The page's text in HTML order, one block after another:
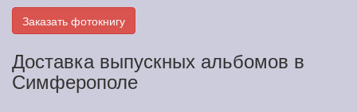
Заказать фотокнигу
Доставка выпускных альбомов в
Симферополе